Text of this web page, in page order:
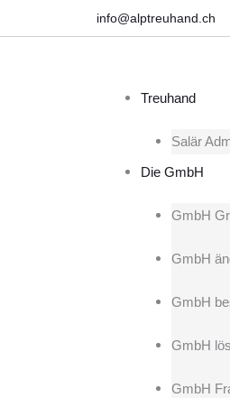
info@alptreuhand.ch
Treuhand
Salär
Die GmbH
GmbH
GmbH
GmbH
GmbH
GmbH